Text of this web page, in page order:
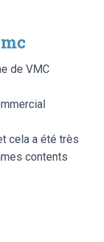
de VMC
cela a été très
contents